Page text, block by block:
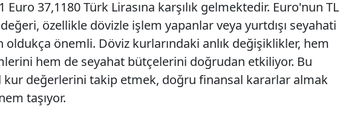
37,1180 Türk Lirasına karşılık gelmektedir. Euro'nun TL
özellikle dövizle işlem yapanlar veya yurtdışı seyahati
oldukça önemli. Döviz kurlarındaki anlık değişiklikler, hem
hem de seyahat bütçelerini doğrudan etkiliyor. Bu
kur değerlerini takip etmek, doğru finansal kararlar almak
taşıyor.